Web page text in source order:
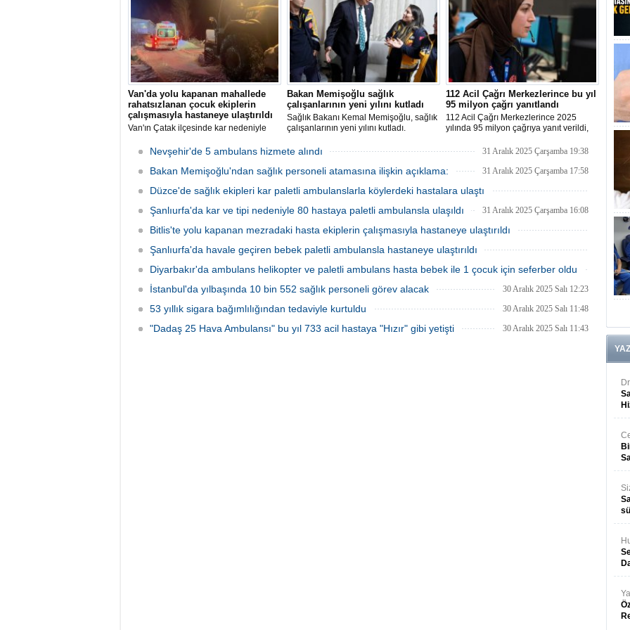
programın zorunlu tutulmasına tepki
gösterdi.
verildi.
Van'da yolu kapanan mahallede
rahatsızlanan çocuk ekiplerin
çalışmasıyla hastaneye ulaştırıldı
Van'ın Çatak ilçesinde kar nedeniyle
3 yaşındaki çocuk, ekiplerin çalışmaları
sonucu hastaneye ulaştırıldı.
Bakan Memişoğlu sağlık
çalışanlarının yeni yılını kutladı
Sağlık Bakanı Kemal Memişoğlu, sağlık
çalışanlarının yeni yılını kutladı.
112 Acil Çağrı Merkezlerince bu yıl
95 milyon çağrı yanıtlandı
112 Acil Çağrı Merkezlerince 2025
yılında 95 milyon çağrıya yanıt verildi,
sağlandı.
Nevşehir'de 5 ambulans hizmete alındı 31 Aralık 2025 Çarşamba 19:38
Bakan Memişoğlu'ndan sağlık personeli atamasına ilişkin açıklama: 31 Aralık 2025 Çarşamba 17:58
Düzce'de sağlık ekipleri kar paletli ambulanslarla köylerdeki hastalara ulaştı
31 Aralık 2025 Çarşamba 16:33
Şanlıurfa'da kar ve tipi nedeniyle 80 hastaya paletli ambulansla ulaşıldı 31 Aralık 2025 Çarşamba 16:08
Bitlis'te yolu kapanan mezradaki hasta ekiplerin çalışmasıyla hastaneye ulaştırıldı
Şanlıurfa'da havale geçiren bebek paletli ambulansla hastaneye ulaştırıldı
31 Aralık 2025 Çarşamba 14:58
Diyarbakır'da ambulans helikopter ve paletli ambulans hasta bebek ile 1 çocuk için seferber oldu
31 Aralık 2025 Çarşamba 14:43
İstanbul'da yılbaşında 10 bin 552 sağlık personeli görev alacak 30 Aralık 2025 Salı 12:23
53 yıllık sigara bağımlılığından tedaviyle kurtuldu 30 Aralık 2025 Salı 11:48
"Dadaş 25 Hava Ambulansı" bu yıl 733 acil hastaya "Hızır" gibi yetişti 30 Aralık 2025 Salı 11:43